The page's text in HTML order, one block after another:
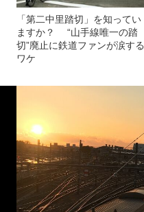
「第二中里踏切」を知ってい
ますか？ “山手線唯一の踏
切”廃止に鉄道ファンが涙する
ワケ